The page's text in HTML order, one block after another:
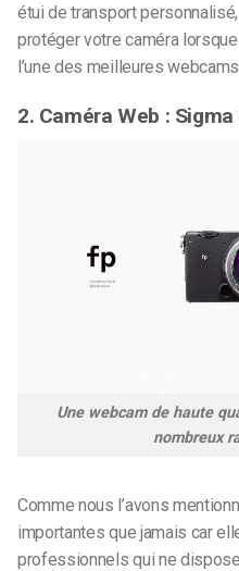
étui de transport
protéger votre caméra
l’une des meilleures
2. Caméra Web :
Une webcam de haute
nombreux
Comme nous l’avons
importantes que jamais car
professionnels qui ne